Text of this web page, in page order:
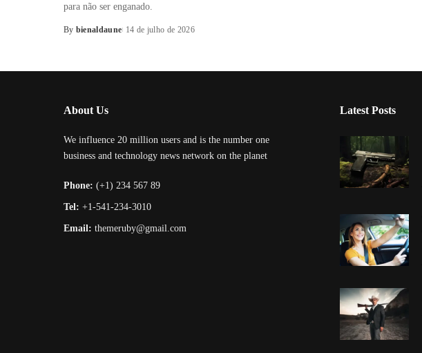
para não ser enganado.
Posted
By bienaldaune 14 de julho de 2026
About Us
We influence 20 million users and is the number one
business and technology news network on the planet
Phone: (+1) 234 567 89
Tel: +1-541-234-3010
Email: themeruby@gmail.com
Latest Posts